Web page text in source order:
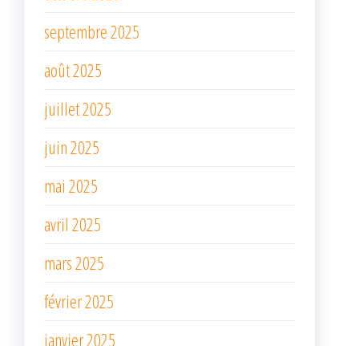
septembre 2025
août 2025
juillet 2025
juin 2025
mai 2025
avril 2025
mars 2025
février 2025
janvier 2025